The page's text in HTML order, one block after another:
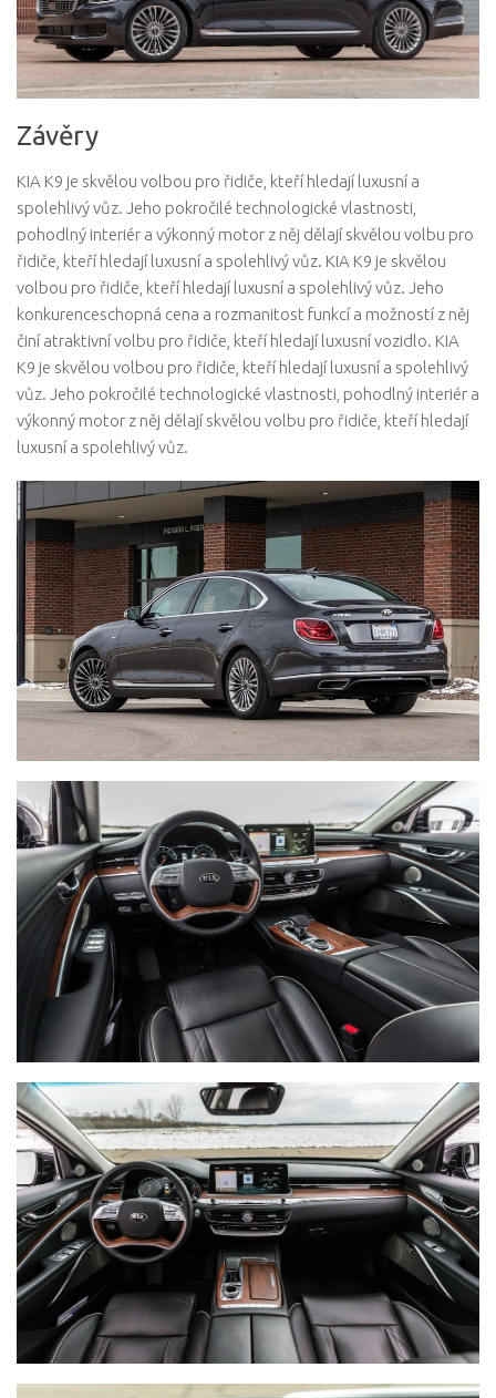
Závěry
KIA K9 je skvělou volbou pro řidiče, kteří hledají luxusní a
spolehlivý vůz. Jeho pokročilé technologické vlastnosti,
pohodlný interiér a výkonný motor z něj dělají skvělou volbu pro
řidiče, kteří hledají luxusní a spolehlivý vůz. KIA K9 je skvělou
volbou pro řidiče, kteří hledají luxusní a spolehlivý vůz. Jeho
konkurenceschopná cena a rozmanitost funkcí a možností z něj
činí atraktivní volbu pro řidiče, kteří hledají luxusní vozidlo. KIA
K9 je skvělou volbou pro řidiče, kteří hledají luxusní a spolehlivý
vůz. Jeho pokročilé technologické vlastnosti, pohodlný interiér a
výkonný motor z něj dělají skvělou volbu pro řidiče, kteří hledají
luxusní a spolehlivý vůz.